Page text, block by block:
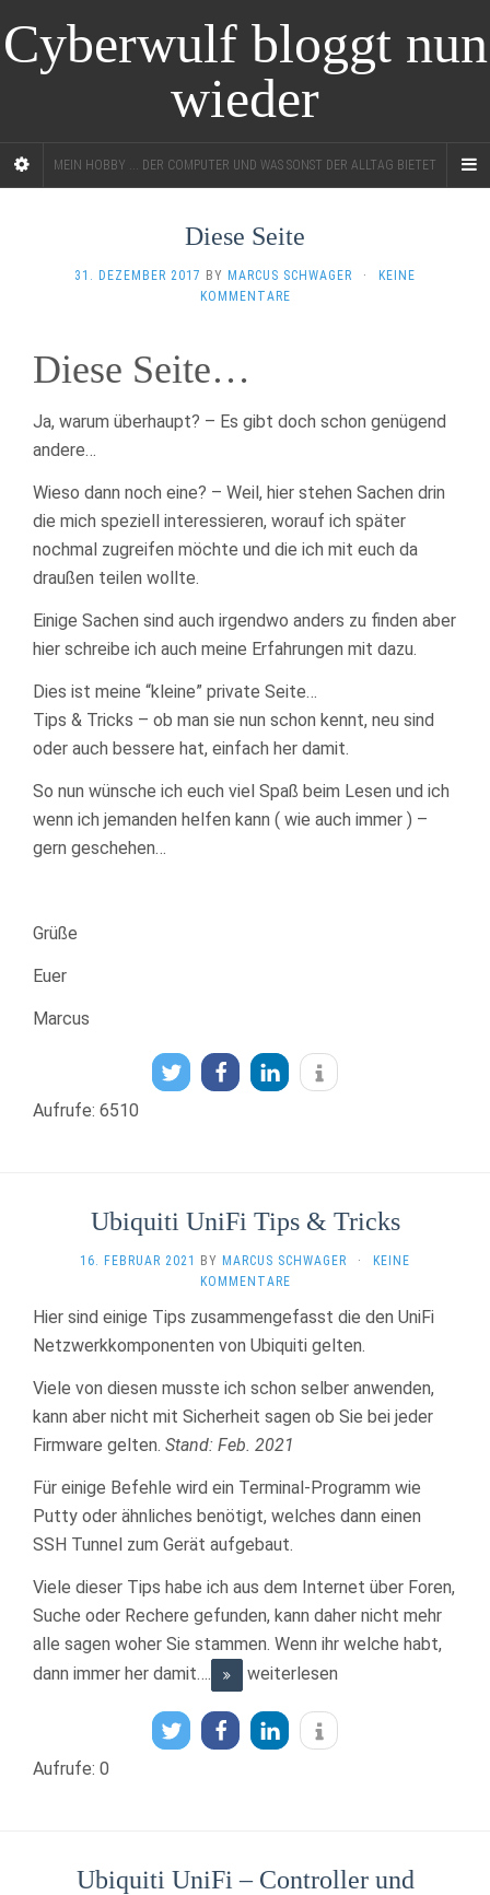
Cyberwulf bloggt nun
wieder
MEIN HOBBY ... DER COMPUTER UND WAS SONST DER ALLTAG BIETET
Diese Seite
31. DEZEMBER 2017 BY MARCUS SCHWAGER ·
KEINE
KOMMENTARE
Diese Seite…
Ja, warum überhaupt? – Es gibt doch schon genügend
andere…
Wieso dann noch eine? – Weil, hier stehen Sachen drin
die mich speziell interessieren, worauf ich später
nochmal zugreifen möchte und die ich mit euch da
draußen teilen wollte.
Einige Sachen sind auch irgendwo anders zu finden aber
hier schreibe ich auch meine Erfahrungen mit dazu.
Dies ist meine “kleine” private Seite…
Tips & Tricks – ob man sie nun schon kennt, neu sind
oder auch bessere hat, einfach her damit.
So nun wünsche ich euch viel Spaß beim Lesen und ich
wenn ich jemanden helfen kann ( wie auch immer ) –
gern geschehen…
Grüße
Euer
Marcus
Aufrufe: 6510
Ubiquiti UniFi Tips & Tricks
16. FEBRUAR 2021 BY MARCUS SCHWAGER ·
KEINE
KOMMENTARE
Hier sind einige Tips zusammengefasst die den UniFi
Netzwerkkomponenten von Ubiquiti gelten.
Viele von diesen musste ich schon selber anwenden,
kann aber nicht mit Sicherheit sagen ob Sie bei jeder
Firmware gelten. Stand: Feb. 2021
Für einige Befehle wird ein Terminal-Programm wie
Putty oder ähnliches benötigt, welches dann einen
SSH Tunnel zum Gerät aufgebaut.
Viele dieser Tips habe ich aus dem Internet über Foren,
Suche oder Rechere gefunden, kann daher nicht mehr
alle sagen woher Sie stammen. Wenn ihr welche habt,
dann immer her damit….
weiterlesen
Aufrufe: 0
Ubiquiti UniFi – Controller und